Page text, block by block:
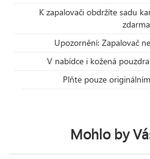
K zapalovači obdržíte sadu
Upozornění: Zapalovač
V nabídce i kožená
Plňte pouze
Mohlo by